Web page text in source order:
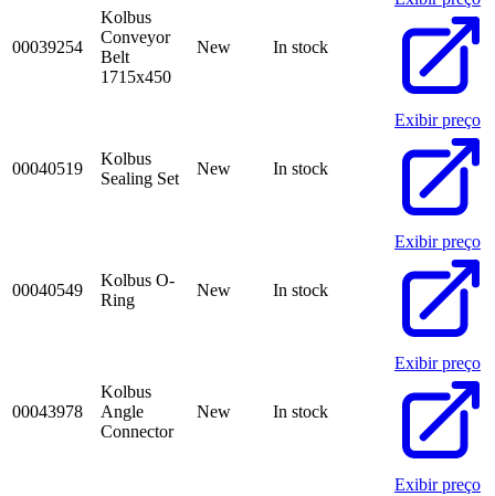
00039254
Kolbus
Conveyor
Belt
1715x450
New In stock
00040519
Kolbus
Sealing Set
New In stock
Exibir preço
00040549
Kolbus O-
Ring
New In stock
Exibir preço
00043978
Kolbus
Angle
Connector
New In stock
Exibir preço
Exibir preço